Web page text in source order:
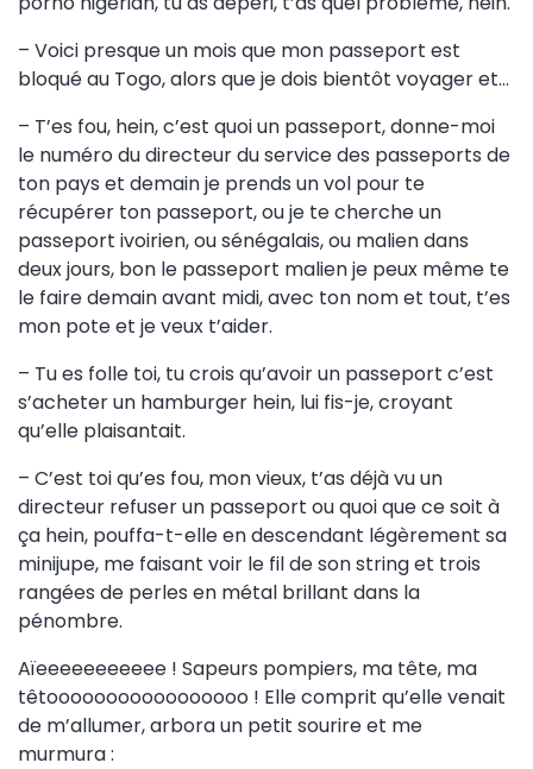
– Voici presque un mois que mon passeport est
bloqué au Togo, alors que je dois bientôt voyager et…
– T’es fou, hein, c’est quoi un passeport, donne-moi
le numéro du directeur du service des passeports de
ton pays et demain je prends un vol pour te
récupérer ton passeport, ou je te cherche un
passeport ivoirien, ou sénégalais, ou malien dans
deux jours, bon le passeport malien je peux même te
le faire demain avant midi, avec ton nom et tout, t’es
mon pote et je veux t’aider.
– Tu es folle toi, tu crois qu’avoir un passeport c’est
s’acheter un hamburger hein, lui fis-je, croyant
qu’elle plaisantait.
– C’est toi qu’es fou, mon vieux, t’as déjà vu un
directeur refuser un passeport ou quoi que ce soit à
ça hein, pouffa-t-elle en descendant légèrement sa
minijupe, me faisant voir le fil de son string et trois
rangées de perles en métal brillant dans la
pénombre.
Aïeeeeeeeeeee ! Sapeurs pompiers, ma tête, ma
têtooooooooooooooooo ! Elle comprit qu’elle venait
de m’allumer, arbora un petit sourire et me
murmura :